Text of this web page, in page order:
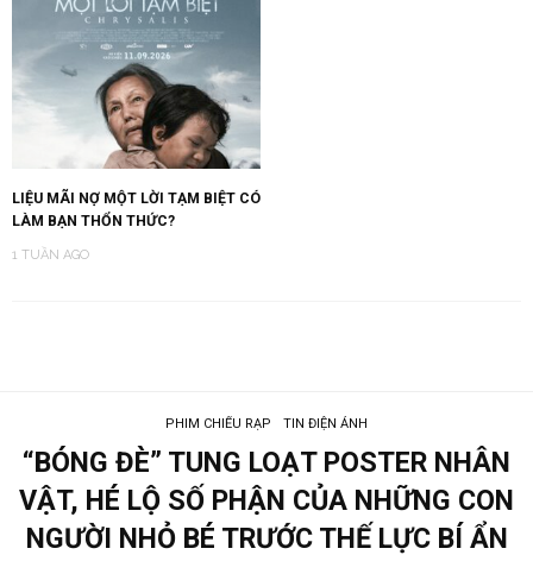
LIỆU MÃI NỢ MỘT LỜI TẠM BIỆT CÓ
LÀM BẠN THỔN THỨC?
1 TUẦN AGO
PHIM CHIẾU RẠP TIN ĐIỆN ẢNH
“BÓNG ĐÈ” TUNG LOẠT POSTER NHÂN
VẬT, HÉ LỘ SỐ PHẬN CỦA NHỮNG CON
NGƯỜI NHỎ BÉ TRƯỚC THẾ LỰC BÍ ẨN